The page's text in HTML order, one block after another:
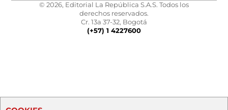
© 2026, Editorial La República S.A.S. Todos los
derechos reservados.
Cr. 13a 37-32, Bogotá
(+57) 1 4227600